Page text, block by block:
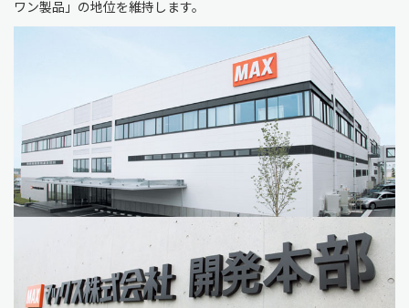
ワン製品」の地位を維持します。